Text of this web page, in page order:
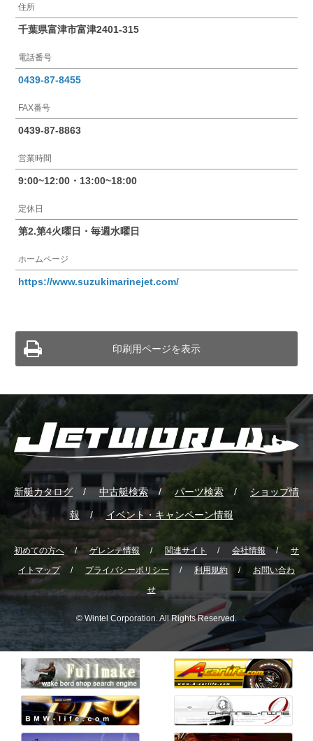
住所
千葉県富津市富津2401-315
電話番号
0439-87-8455
FAX番号
0439-87-8863
営業時間
9:00~12:00・13:00~18:00
定休日
第2.第4火曜日・毎週水曜日
ホームページ
https://www.suzukimarinejet.com/
印刷用ページを表示
新艇カタログ 中古艇検索 パーツ検索 ショップ情
報 イベント・キャンペーン情報
初めての方へ ゲレンテ情報 関連サイト 会社情報
サ
イトマップ
プライバシーポリシー 利用規約
お問い合わ
せ
© Wintel Corporation. All Rights Reserved.